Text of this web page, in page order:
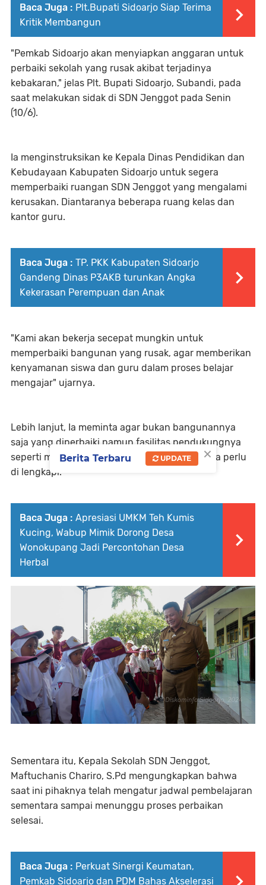
Baca Juga : Plt.Bupati Sidoarjo Siap Terima
Kritik Membangun
"Pemkab Sidoarjo akan menyiapkan anggaran untuk
perbaiki sekolah yang rusak akibat terjadinya
kebakaran," jelas Plt. Bupati Sidoarjo, Subandi, pada
saat melakukan sidak di SDN Jenggot pada Senin
(10/6).
Ia menginstruksikan ke Kepala Dinas Pendidikan dan
Kebudayaan Kabupaten Sidoarjo untuk segera
memperbaiki ruangan SDN Jenggot yang mengalami
kerusakan. Diantaranya beberapa ruang kelas dan
kantor guru.
Baca Juga : TP. PKK Kabupaten Sidoarjo
Gandeng Dinas P3AKB turunkan Angka
Kekerasan Perempuan dan Anak
"Kami akan bekerja secepat mungkin untuk
memperbaiki bangunan yang rusak, agar memberikan
kenyamanan siswa dan guru dalam proses belajar
mengajar" ujarnya.
Lebih lanjut, Ia meminta agar bukan bangunannya
saja yang diperbaiki namun fasilitas pendukungnya
seperti meja, kursi, komputer dan alat tulis juga perlu
di lengkapi.
Baca Juga : Apresiasi UMKM Teh Kumis
Kucing, Wabup Mimik Dorong Desa
Wonokupang Jadi Percontohan Desa
Herbal
Sementara itu, Kepala Sekolah SDN Jenggot,
Maftuchanis Chariro, S.Pd mengungkapkan bahwa
saat ini pihaknya telah mengatur jadwal pembelajaran
sementara sampai menunggu proses perbaikan
selesai.
Baca Juga : Perkuat Sinergi Keumatan,
Pemkab Sidoarjo dan PDM Bahas Akselerasi
×
Berita Terbaru UPDATE